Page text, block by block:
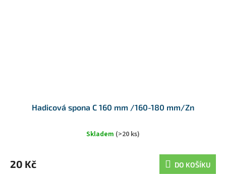
Hadicová spona C 160 mm /160-180 mm/Zn
Skladem (>20 ks)
20 Kč DO KOŠÍKU